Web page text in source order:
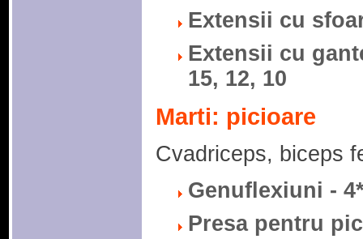
Extensii cu
Extensii cu
15, 12, 10
Marti: picioare
Cvadriceps, biceps
Genuflexiuni -
Presa pentru